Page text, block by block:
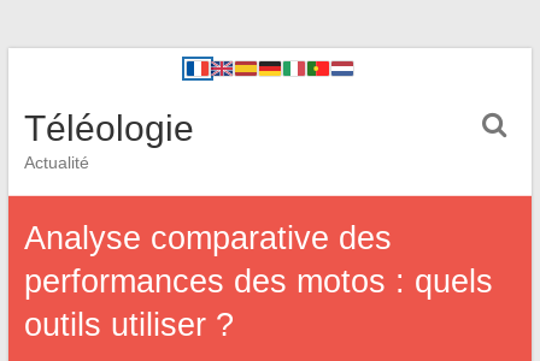
Téléologie
Actualité
Analyse comparative des
performances des motos : quels
outils utiliser ?